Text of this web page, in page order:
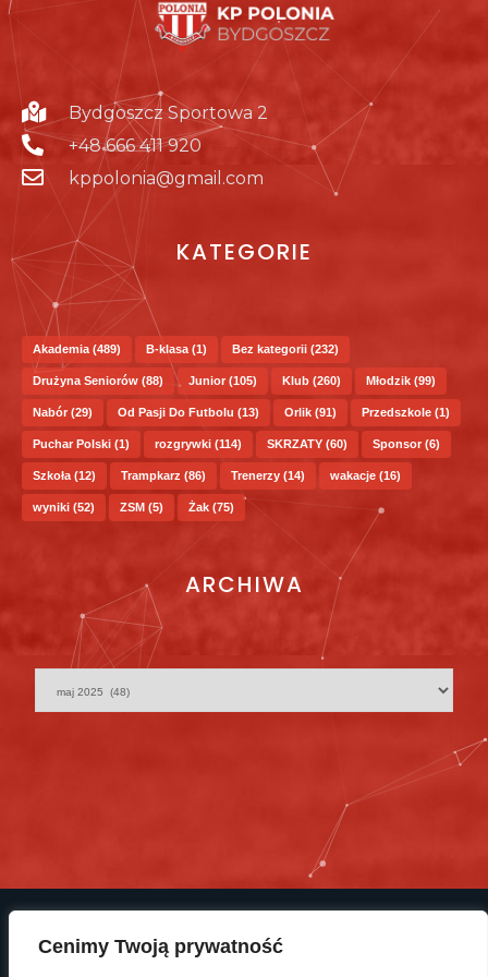
Cenimy Twoją prywatność
Bydgoszcz Sportowa 2
+48 666 411 920
kppolonia@gmail.com
KATEGORIE
Akademia (489) B-klasa (1) Bez kategorii (232)
Drużyna Seniorów (88) Junior (105) Klub (260) Młodzik (99)
Nabór (29) Od Pasji Do Futbolu (13) Orlik (91) Przedszkole (1)
Puchar Polski (1) rozgrywki (114) SKRZATY (60) Sponsor (6)
Szkoła (12) Trampkarz (86) Trenerzy (14) wakacje (16)
wyniki (52) ZSM (5) Żak (75)
ARCHIWA